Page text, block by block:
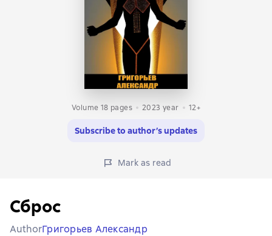
Volume 18 pages 2023 year 12+
Subscribe to author’s updates
Mark as read
Сброс
AuthorГригорьев Александр